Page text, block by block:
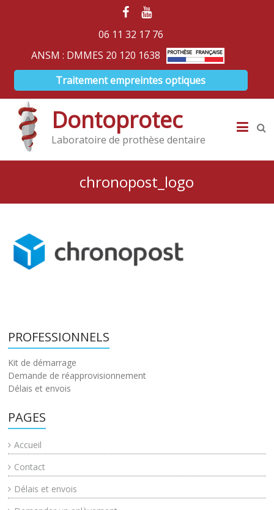
06 11 32 17 76
ANSM : DMMES 20 120 1638
Traitement empreintes optiques
Dontoprotec
Laboratoire de prothèse dentaire
chronopost_logo
PROFESSIONNELS
Kit de démarrage
Demande de réapprovisionnement
Délais et envois
PAGES
Accueil
Contact
Délais et envois